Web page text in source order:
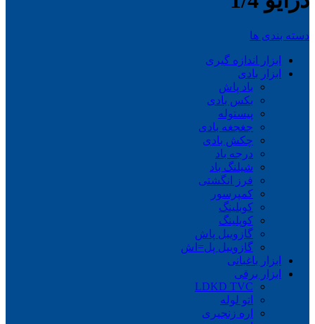
دسته بندی ها
ابزار اندازه گیری
ابزار بادی
باد پاش
بکس بادی
پیستوله
جغجغه بادی
چکش بادی
درجه باد
شیلنگ باد
فرز انگشتی
کمپرسور
کوبلینگ
کوپلینگ
گازوییل پاش
گازوییل پل=اش
ابزار باغبانی
ابزار برقی
LDKD TVC
اتو لوله
اره زنجیری